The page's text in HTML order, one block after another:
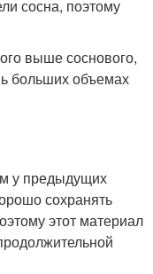
сосна, поэтому
выше соснового,
больших объемах
у предыдущих
сохранять
этот материал